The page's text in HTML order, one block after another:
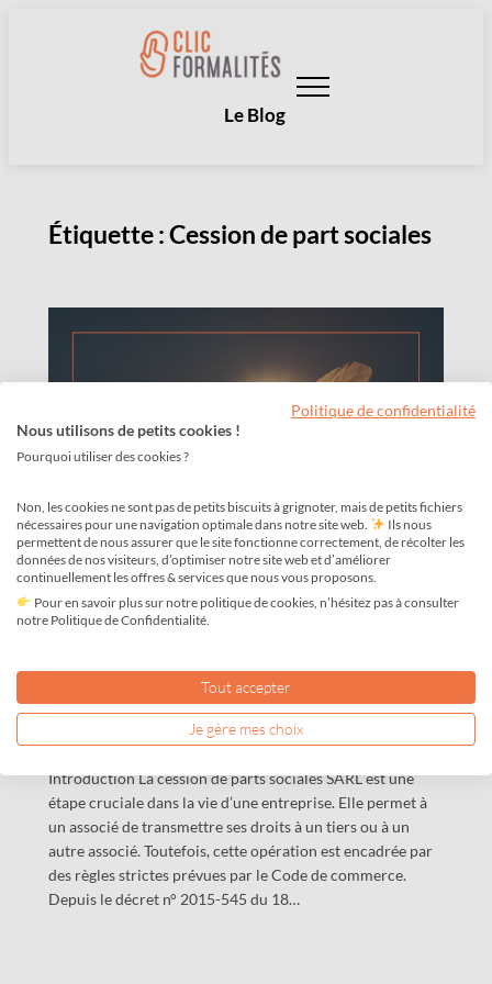
Le Blog
Étiquette :Cession de part sociales
La Cession de Parts Sociales en
SARL : Règles et Formalités
Juin 8, 2015—
Actualités, Nouvelles Réformes
Introduction La cession de parts sociales SARL est une
étape cruciale dans la vie d’une entreprise. Elle permet à
un associé de transmettre ses droits à un tiers ou à un
autre associé. Toutefois, cette opération est encadrée par
des règles strictes prévues par le Code de commerce.
Depuis le décret n° 2015-545 du 18…
Politique de confidentialité
Nous utilisons de petits cookies !
Pourquoi utiliser des cookies ?
Non, les cookies ne sont pas de petits biscuits à grignoter, mais de petits fichiers
nécessaires pour une navigation optimale dans notre site web.
Ils nous
permettent de nous assurer que le site fonctionne correctement, de récolter les
données de nos visiteurs, d’optimiser notre site web et d’améliorer
continuellement les offres & services que nous vous proposons.
Pour en savoir plus sur notre politique de cookies, n’hésitez pas à consulter
notre Politique de Confidentialité.
Tout accepter
Je gère mes choix